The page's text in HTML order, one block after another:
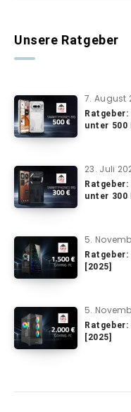
Unsere Ratgeber
7. August
unter 500
23. Juli
unter 300
5.
Ratgeber:
[2025]
5.
Ratgeber:
[2025]